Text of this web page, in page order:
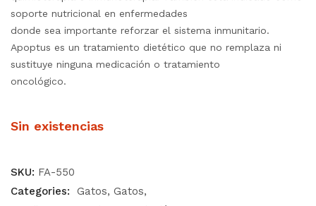
soporte nutricional en enfermedades
donde sea importante reforzar el sistema inmunitario.
Apoptus es un tratamiento dietético que no remplaza ni
sustituye ninguna medicación o tratamiento
oncológico.
Sin existencias
SKU: FA-550
Categories:
Gatos Gatos